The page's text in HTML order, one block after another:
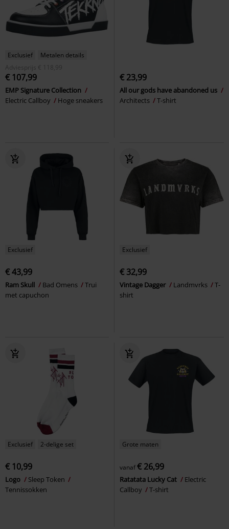
Exclusief
Metalen details
Adviesprijs
€ 118,99
€ 107,99
EMP Signature Collection
Electric Callboy
Hoge sneakers
€ 23,99
All our gods have abandoned us
Architects
T-shirt
Exclusief
€ 43,99
Ram Skull Bad Omens
Trui
met capuchon
Exclusief
€ 32,99
Vintage Dagger Landmvrks
T-
shirt
Exclusief 2-delige set
€ 10,99
Logo
Sleep Token
Tennissokken
Grote maten
vanaf€ 26,99
Ratatata Lucky Cat
Electric
Callboy
T-shirt